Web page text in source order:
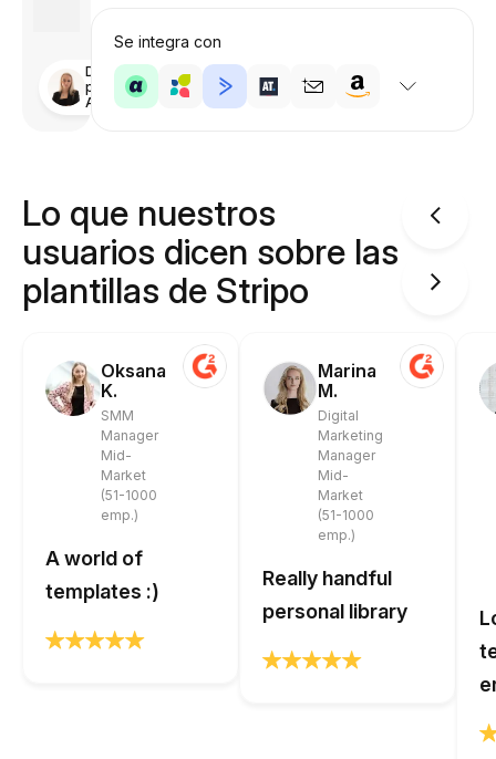
Diseñado
por
Anastasiia
Se integra con
Lo que nuestros
usuarios dicen sobre las
plantillas de Stripo
Oksana
K.
SMM
Manager
Mid-
Market
(51-1000
emp.)
A world of
templates :)
Marina
M.
Digital
Marketing
Manager
Mid-
Market
(51-1000
emp.)
Really handful
personal library